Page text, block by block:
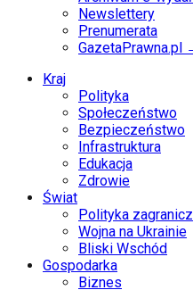
Newslettery
Prenumerata
GazetaPrawna.pl
Kraj
Polityka
Społeczeństwo
Bezpieczeństwo
Infrastruktura
Edukacja
Zdrowie
Świat
Polityka
Wojna na Ukrainie
Bliski Wschód
Gospodarka
Biznes